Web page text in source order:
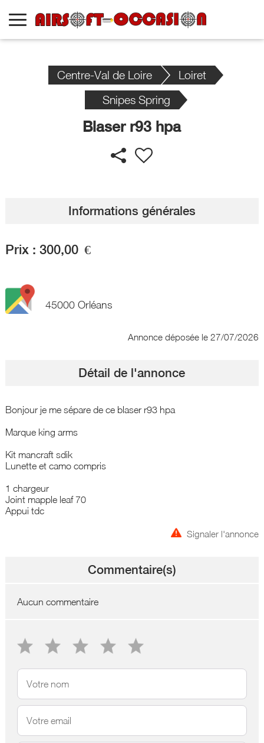
Centre-Val de Loire
Loiret
Snipes Spring
Blaser r93 hpa
Informations générales
Prix : 300,00 €
45000 Orléans
Annonce déposée le 27/07/2026
Détail de l'annonce
Bonjour je me sépare de ce blaser r93 hpa
Marque king arms
Kit mancraft sdik
Lunette et camo compris
1 chargeur
Joint mapple leaf 70
Appui tdc
Signaler l'annonce
Commentaire(s)
Aucun commentaire